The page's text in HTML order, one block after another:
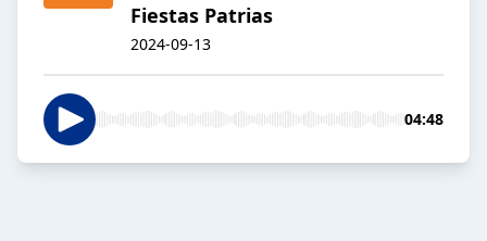
Fiestas Patrias
2024-09-13
04:48